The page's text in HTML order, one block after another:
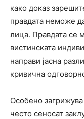
како доказ
правдата неможе
лица. Правдата се
вистинската
направи јасна
кривична
Особено
често сеносат